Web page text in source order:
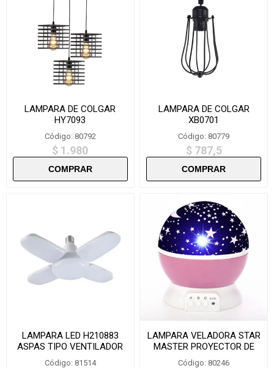
LAMPARA DE COLGAR
HY7093
Código: 80792
$ 1.980
LAMPARA DE COLGAR
XB0701
Código: 80779
$ 787,5
LAMPARA LED H210883
ASPAS TIPO VENTILADOR
60W
Código: 81514
LAMPARA VELADORA STAR
MASTER PROYECTOR DE
ESTRELLAS GRANDE YC648
Código: 80246